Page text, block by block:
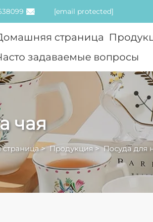
[email protected]
страница
задаваемые вопросы
чая
>Продукция>Посуда для